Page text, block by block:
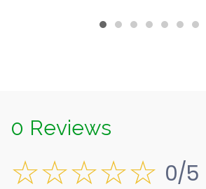
$4.290.
0 Reviews
0/5